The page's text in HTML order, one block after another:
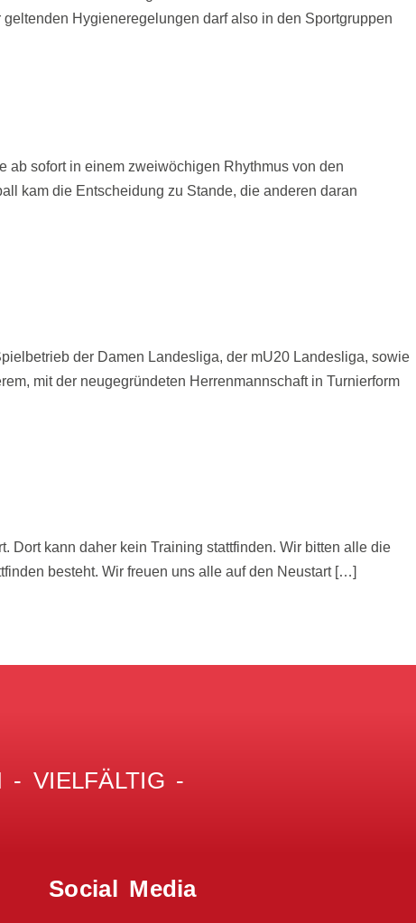
Hygieneregelungen darf also in den Sportgruppen
ab sofort in einem zweiwöchigen Rhythmus von den
kam die Entscheidung zu Stande, die anderen daran
der Damen Landesliga, der mU20 Landesliga, sowie
mit der neugegründeten Herrenmannschaft in Turnierform
Dort kann daher kein Training stattfinden. Wir bitten alle die
besteht. Wir freuen uns alle auf den Neustart […]
- VIELFÄLTIG -
Social Media